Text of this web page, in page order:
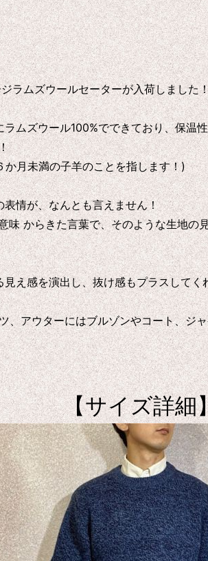
ラムズウールセーターが入荷しました
ムズウール100%でできており、保温
月未満の子羊のことを指します！)
情が、なんとも言えません！
からきた言葉で、そのような生地
え感を演出し、抜け感もプラスしてく
アウターにはブルゾンやコート、ジ
【サイズ詳細